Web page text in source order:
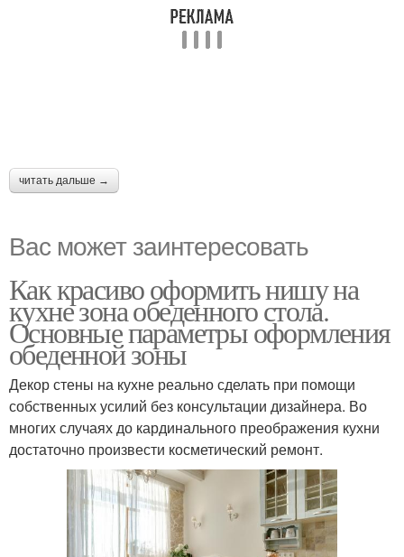
читать дальше →
Вас может заинтересовать
Как красиво оформить нишу на
кухне зона обеденного стола.
Основные параметры оформления
обеденной зоны
Декор стены на кухне реально сделать при помощи
собственных усилий без консультации дизайнера. Во
многих случаях до кардинального преображения кухни
достаточно произвести косметический ремонт.